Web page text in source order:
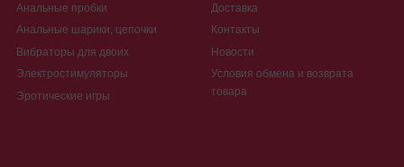
Анальные пробки
Анальные шарики, цепочки
Вибраторы для двоих
Электростимуляторы
Эротические игры
Доставка
Контакты
Новости
Условия обмена и возврата
товара